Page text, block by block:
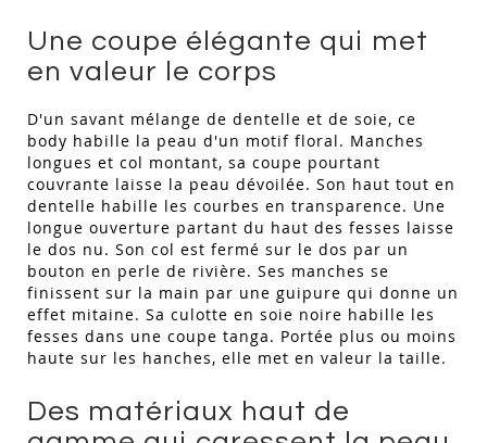
Une coupe élégante qui met
en valeur le corps
D'un savant mélange de dentelle et de soie, ce
body habille la peau d'un motif floral. Manches
longues et col montant, sa coupe pourtant
couvrante laisse la peau dévoilée. Son haut tout en
dentelle habille les courbes en transparence. Une
longue ouverture partant du haut des fesses laisse
le dos nu. Son col est fermé sur le dos par un
bouton en perle de rivière. Ses manches se
finissent sur la main par une guipure qui donne un
effet mitaine. Sa culotte en soie noire habille les
fesses dans une coupe tanga. Portée plus ou moins
haute sur les hanches, elle met en valeur la taille.
Des matériaux haut de